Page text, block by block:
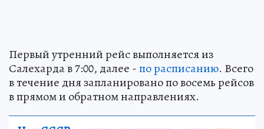
Первый утренний рейс выполняется из
Салехарда в 7:00, далее -по расписанию. Всего
в течение дня запланировано по восемь рейсов
в прямом и обратном направлениях.